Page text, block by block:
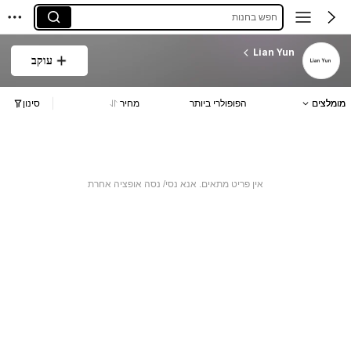
חפש בחנות
Lian Yun
עוקב
מומלצים הפופולרי ביותר מחיר סינון
אין פריט מתאים. אנא נסי/ נסה אופציה אחרת